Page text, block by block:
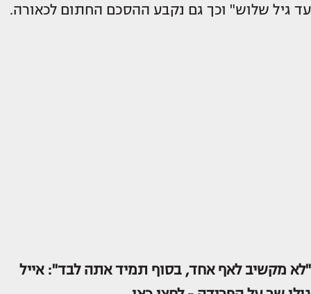
עד גיל שלוש" וכך גם נקבע ההסכם החתום לכאורה.
"לא מקשיב לאף אחד, בסוף תמיד אתה לבד": אייל